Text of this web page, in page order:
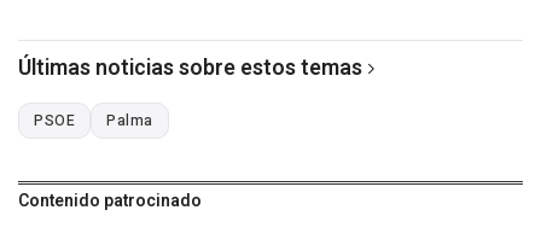
Últimas noticias sobre estos temas
PSOE Palma
Contenido patrocinado